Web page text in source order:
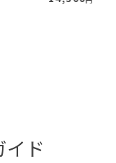
イド